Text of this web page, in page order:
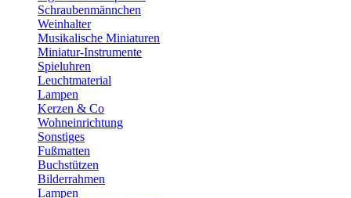
Schraubenmännchen
Weinhalter
Musikalische Miniaturen
Miniatur-Instrumente
Spieluhren
Leuchtmaterial
Lampen
Kerzen & Co
Wohneinrichtung
Sonstiges
Fußmatten
Buchstützen
Bilderrahmen
Lampen